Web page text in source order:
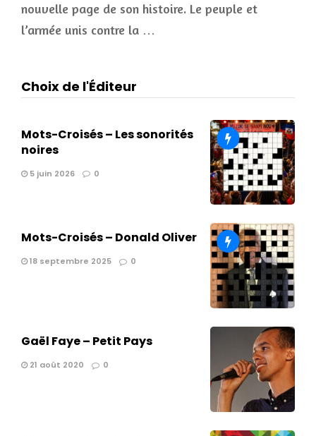
nouvelle page de son histoire. Le peuple et
l’armée unis contre la …
Choix de l'Éditeur
Mots-Croisés – Les sonorités
noires
5 juin 2026 0
Mots-Croisés – Donald Oliver
18 septembre 2025 0
Gaël Faye – Petit Pays
21 août 2020 0